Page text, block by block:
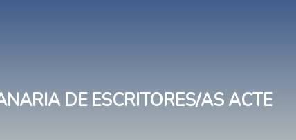
DE ESCRITORES/AS ACTE